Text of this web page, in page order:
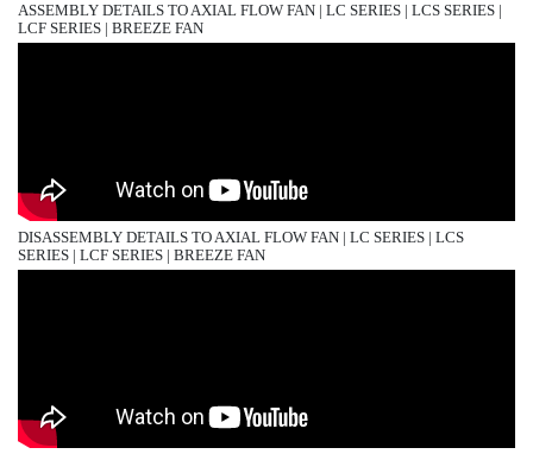
ASSEMBLY DETAILS TO AXIAL FLOW FAN | LC SERIES | LCS SERIES |
LCF SERIES | BREEZE FAN
DISASSEMBLY DETAILS TO AXIAL FLOW FAN | LC SERIES | LCS
SERIES | LCF SERIES | BREEZE FAN